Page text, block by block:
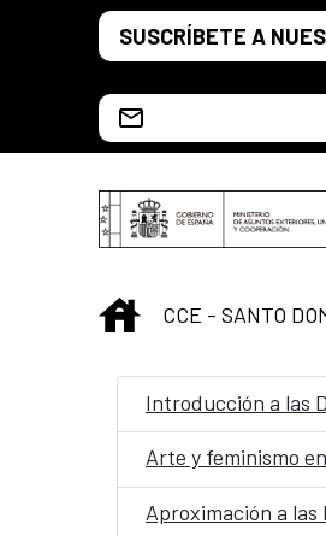
Saltar al contenido principal
SUSCRÍBETE A
INICIO
CCE - SANTO
Introducción a las
Arte y feminismo
Aproximación a las